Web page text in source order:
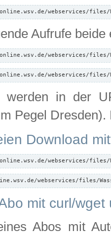
webservices/files/
Aufrufe beide
webservices/files/
webservices/files/
werden in der
Pegel
Download
webservices/files/
webservices/files/
mit curl/
Abos mit